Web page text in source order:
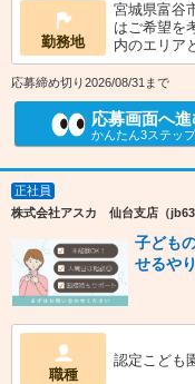
勤務地
宮城県富谷
はご希望を
内のエリア
応募締め切り2026/08/31まで
応募画面へ進
かんたん3ステップ
正社員
株式会社アスカ 仙台支店（
子ども
せるや
職種
認定こども